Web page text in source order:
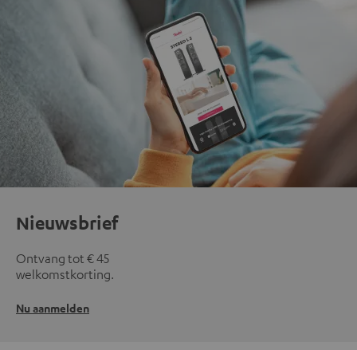
Nieuwsbrief
Ontvang tot € 45
welkomstkorting.
Nu aanmelden